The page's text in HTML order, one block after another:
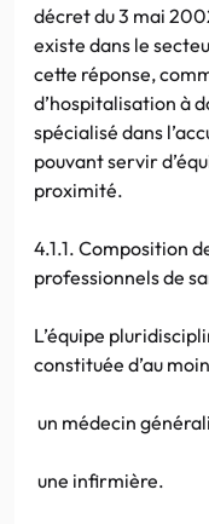
décret du 3 mai
existe dans le
cette réponse,
d’hospitalisation à
spécialisé dans
pouvant servir
proximité.
4.1.1. Composition
professionnels de
L’équipe
constituée d’au
un médecin
une infirmière.